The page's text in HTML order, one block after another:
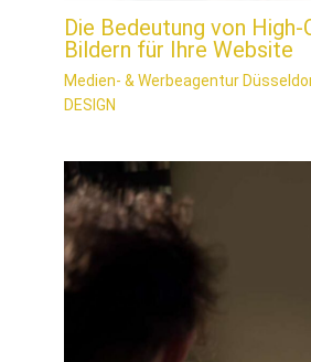
Die Bedeutung von High-
Bildern für Ihre Website
Medien- & Werbeagentur
DESIGN